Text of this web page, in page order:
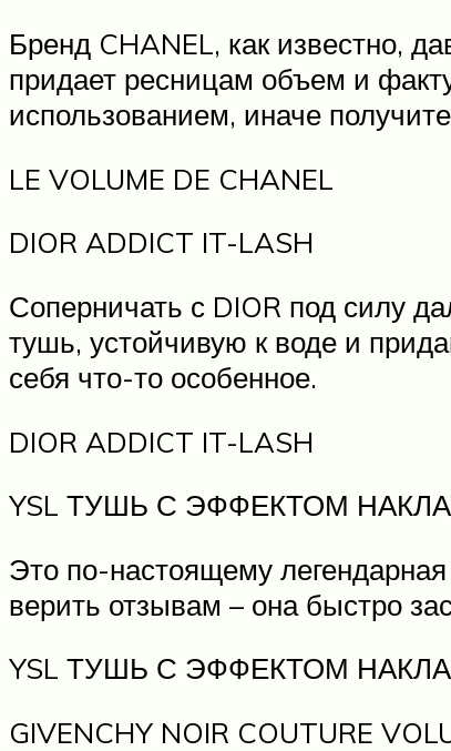
Бренд CHANEL, как известно,
придает ресницам объем и
использованием, иначе
LE VOLUME DE CHANEL
DIOR ADDICT IT-LASH
Соперничать с DIOR под силу
тушь, устойчивую к воде и
себя что-то особенное.
DIOR ADDICT IT-LASH
YSL ТУШЬ С ЭФФЕКТОМ
Это по-настоящему
верить отзывам – она быстро
YSL ТУШЬ С ЭФФЕКТОМ
GIVENCHY NOIR COUTURE